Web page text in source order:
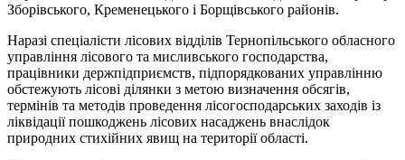
Зборівського, Кременецького і Борщівського районів.
Наразі спеціалісти лісових відділів Тернопільського обласного
управління лісового та мисливського господарства,
працівники держпідприємств, підпорядкованих управлінню
обстежують лісові ділянки з метою визначення обсягів,
термінів та методів проведення лісогосподарських заходів із
ліквідації пошкоджень лісових насаджень внаслідок
природних стихійних явищ на території області.